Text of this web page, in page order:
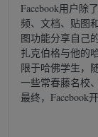
Facebook用户除
频、文档、贴图
图功能分享自己
扎克伯格与他的
限于哈佛学生，
一些常春藤名校
最终，Facebook